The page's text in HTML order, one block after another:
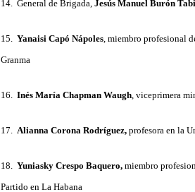
14. General de Brigada, Jesús Manuel Burón
15. Yanaisi Capó Nápoles , miembro profesional
Granma
16. Inés María Chapman Waugh , viceprimera
17. Alianna Corona Rodríguez, profesora en la
18. Yuniasky Crespo Baquero, miembro
Partido en La Habana